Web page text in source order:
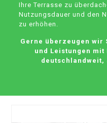
Ihre Terrasse zu
Nutzungsdauer und den
zu erhöhen.
Gerne überzeugen wir
und Leistungen
deutschlandweit,